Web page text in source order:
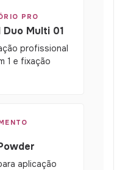
PRO
Duo Multi 01
profissional
1 e fixação
aplicação